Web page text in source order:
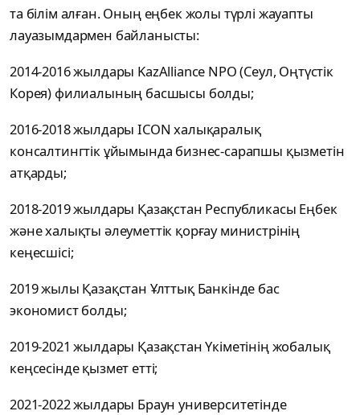
та білім алған. Оның еңбек жолы түрлі жауапты
лауазымдармен байланысты:
2014-2016 жылдары KazAlliance NPO (Сеул, Оңтүстік
Корея) филиалының басшысы болды;
2016-2018 жылдары ICON халықаралық
консалтингтік ұйымында бизнес-сарапшы қызметін
атқарды;
2018-2019 жылдары Қазақстан Республикасы Еңбек
және халықты әлеуметтік қорғау министрінің
кеңесшісі;
2019 жылы Қазақстан Ұлттық Банкінде бас
экономист болды;
2019-2021 жылдары Қазақстан Үкіметінің жобалық
кеңсесінде қызмет етті;
2021-2022 жылдары Браун университетінде